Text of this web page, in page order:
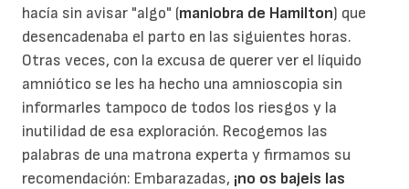
hacía sin avisar "algo" (maniobra de Hamilton) que
desencadenaba el parto en las siguientes horas.
Otras veces, con la excusa de querer ver el líquido
amniótico se les ha hecho una amnioscopia sin
informarles tampoco de todos los riesgos y la
inutilidad de esa exploración. Recogemos las
palabras de una matrona experta y firmamos su
recomendación: Embarazadas, ¡no os bajeis las